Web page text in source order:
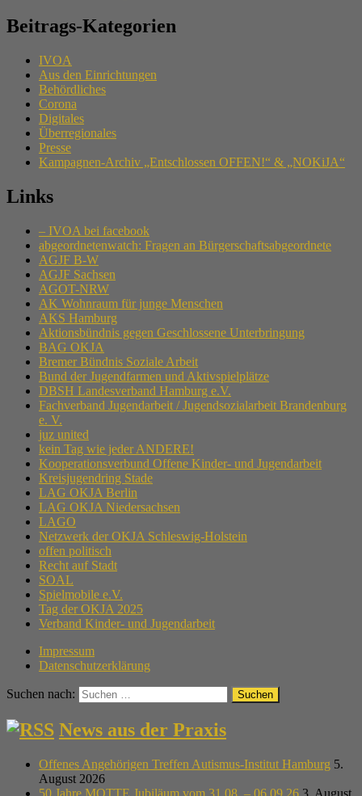
Beitrags-Kategorien
IVOA
Aus den Einrichtungen
Behördliches
Corona
Digitales
Überregionales
Presse
Kampagnen-Archiv „Entschlossen OFFEN!“ & „NOKiJA“
Links
– IVOA bei facebook
abgeordnetenwatch: Fragen an Bürgerschaftsabgeordnete
AGJF B-W
AGJF Sachsen
AGOT-NRW
AK Wohnraum für junge Menschen
AKS Hamburg
Aktionsbündnis gegen Geschlossene Unterbringung
BAG OKJA
Bremer Bündnis Soziale Arbeit
Bund der Jugendfarmen und Aktivspielplätze
DBSH Landesverband Hamburg e.V.
Fachverband Jugendarbeit / Jugendsozialarbeit Brandenburg
e. V.
juz united
kein Tag wie jeder ANDERE!
Kooperationsverbund Offene Kinder- und Jugendarbeit
Kreisjugendring Stade
LAG OKJA Berlin
LAG OKJA Niedersachsen
LAGO
Netzwerk der OKJA Schleswig-Holstein
offen politisch
Recht auf Stadt
SOAL
Spielmobile e.V.
Tag der OKJA 2025
Verband Kinder- und Jugendarbeit
Impressum
Datenschutzerklärung
Suchen nach:
News aus der Praxis
Offenes Angehörigen Treffen Autismus-Institut Hamburg 5.
August 2026
50 Jahre MOTTE Jubiläum vom 31.08. – 06.09.26 3. August